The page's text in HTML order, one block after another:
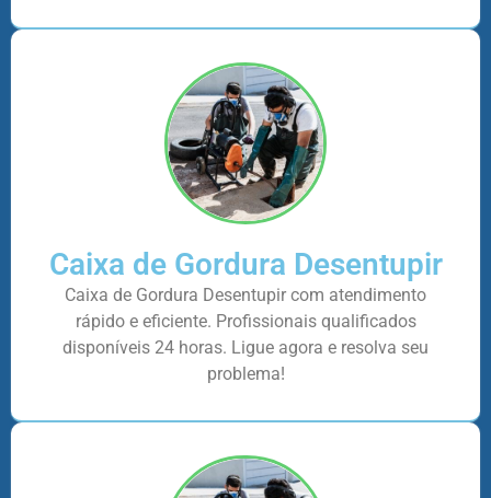
Caixa de Gordura Desentupir
Caixa de Gordura Desentupir com atendimento
rápido e eficiente. Profissionais qualificados
disponíveis 24 horas. Ligue agora e resolva seu
problema!